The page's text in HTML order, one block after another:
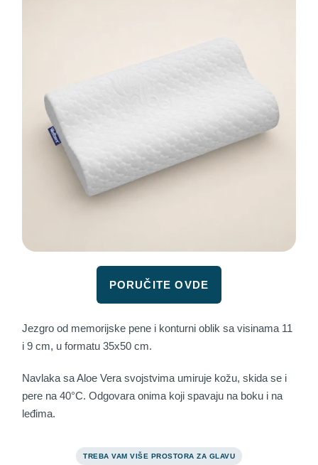
PORUČITE OVDE
Jezgro od memorijske pene i konturni oblik sa visinama 11
i 9 cm, u formatu 35x50 cm.
Navlaka sa Aloe Vera svojstvima umiruje kožu, skida se i
pere na 40°C. Odgovara onima koji spavaju na boku i na
leđima.
TREBA VAM VIŠE PROSTORA ZA GLAVU